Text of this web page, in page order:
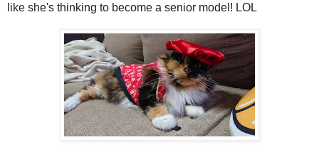
like she's thinking to become a senior model! LOL